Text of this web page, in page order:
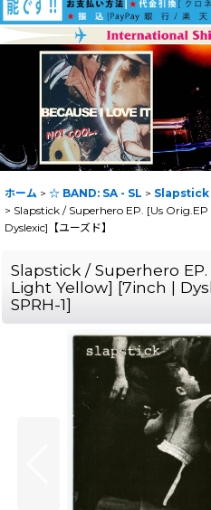
ホーム > ☆ BAND: SA - SL > Slapstick
> Slapstick / Superhero EP. [Us
Dyslexic]【ユーズド】
Slapstick / Superhero
Light Yellow] [7inch |
SPRH-1]